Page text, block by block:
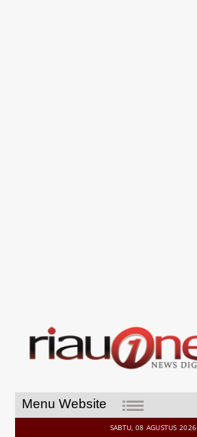
Menu Website
SABTU, 08 AGUSTUS 2026